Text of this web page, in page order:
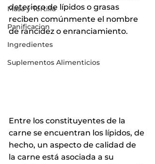
Masa y Tortilla
Panificacion
Ingredientes
Suplementos Alimenticios
deterioro de lípidos o grasas
reciben comúnmente el nombre
de rancidez o enranciamiento.
Entre los constituyentes de la
carne se encuentran los lípidos, de
hecho, un aspecto de calidad de
la carne está asociada a su